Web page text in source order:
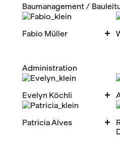
Baumanagement /
Fabio Müller
Administration
Evelyn Köchli
Patricia Alves